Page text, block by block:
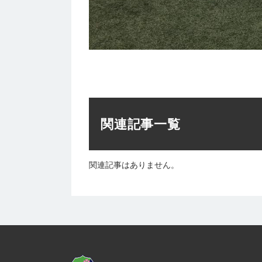
関連記事一覧
関連記事はありません。